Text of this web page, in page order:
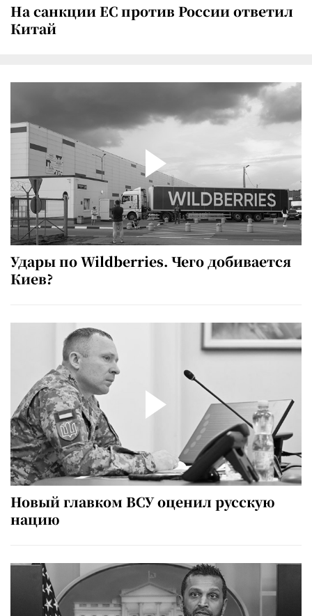
На санкции ЕС против России ответил
Китай
Удары по Wildberries. Чего добивается
Киев?
Новый главком ВСУ оценил русскую
нацию